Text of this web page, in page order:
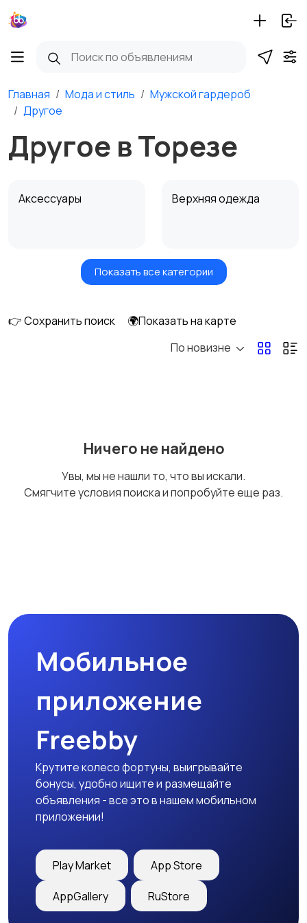
Главная Мода и стиль
Мужской гардероб
Другое
Другое в Торезе
Аксессуары Верхняя одежда
Головные уборы Домашняя одежда
Нижнее белье
Футболки и поло Штаны и шорты
Другое
Показать все категории
👉 Сохранить поиск
🌍Показать на карте
По новизне
Ничего не найдено
Увы, мы не нашли то, что вы искали.
Смягчите условия поиска и попробуйте еще раз.
Мобильное
приложение
Freebby
Крутите колесо фортуны, выигрывайте
бонусы, удобно ищите и размещайте
объявления - все это в нашем мобильном
приложении!
Play Market App Store
AppGallery RuStore